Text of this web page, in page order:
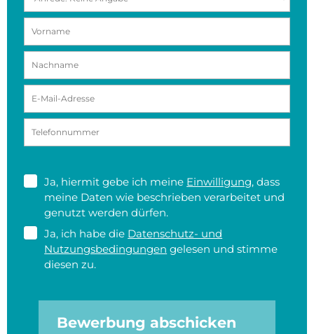
Ja, hiermit gebe ich meine Einwilligung, dass
meine Daten wie beschrieben verarbeitet und
genutzt werden dürfen.
Ja, ich habe die Datenschutz- und
Nutzungsbedingungen gelesen und stimme
diesen zu.
Bewerbung abschicken